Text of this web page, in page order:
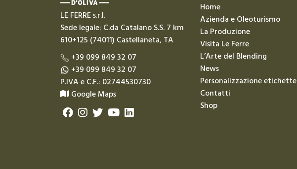
LE FERRE s.r.l.
Sede legale: C.da Catalano S.S. 7 km
610+125 (74011) Castellaneta, TA
+39 099 849 32 07
+39 099 849 32 07
P.IVA e C.F.: 02744530730
Google Maps
Home
Azienda e Oleoturismo
La Produzione
Visita Le Ferre
L’Arte del Blending
News
Personalizzazione etichette
Contatti
Shop